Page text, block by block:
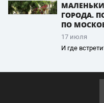
ГОРОДА.
ПО
17 июля
И где